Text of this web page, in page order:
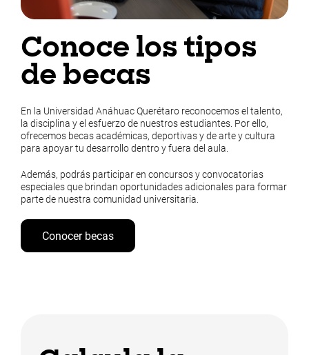
Conoce los tipos
de becas
En la Universidad Anáhuac Querétaro reconocemos el talento,
la disciplina y el esfuerzo de nuestros estudiantes. Por ello,
ofrecemos becas académicas, deportivas y de arte y cultura
para apoyar tu desarrollo dentro y fuera del aula.
Además, podrás participar en concursos y convocatorias
especiales que brindan oportunidades adicionales para formar
parte de nuestra comunidad universitaria.
Conocer becas